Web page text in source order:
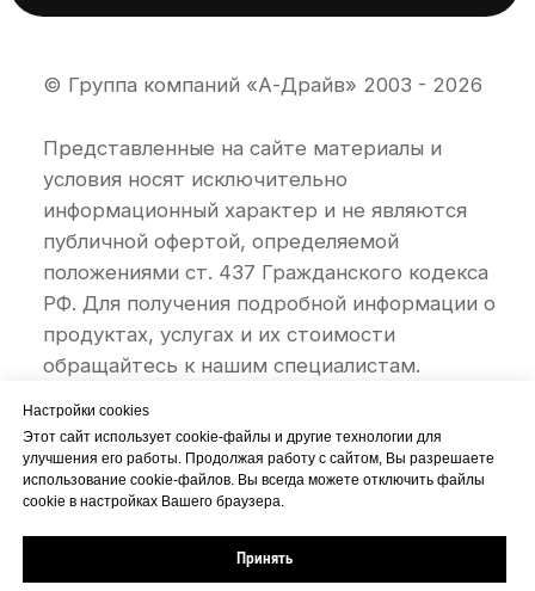
Настройки cookies
Этот сайт использует cookie-файлы и другие технологии для
улучшения его работы. Продолжая работу с сайтом, Вы разрешаете
использование cookie-файлов. Вы всегда можете отключить файлы
cookie в настройках Вашего браузера.
Принять